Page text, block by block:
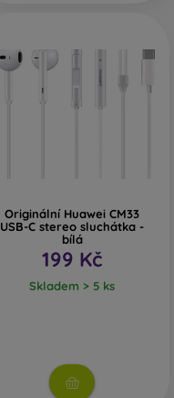
Originální Huawei CM33
USB-C stereo sluchátka -
bílá
199 Kč
Skladem > 5 ks